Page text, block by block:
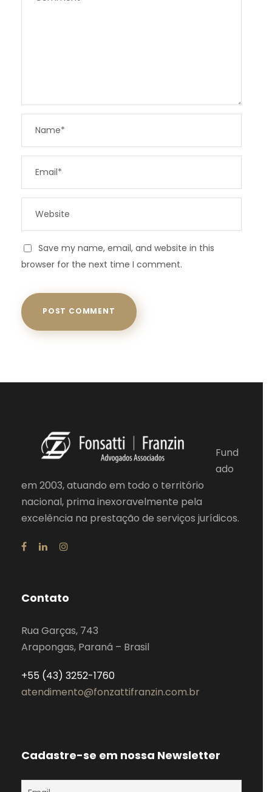
Save my name, email, and website in this
browser for the next time I comment.
Fund
ado
em 2003, atuando em todo o território
nacional, prima inexoravelmente pela
excelência na prestação de serviços jurídicos.
Contato
Rua Garças, 743
Arapongas, Paraná – Brasil
+55 (43) 3252-1760
atendimento@fonzattifranzin.com.br
Cadastre-se em nossa Newsletter